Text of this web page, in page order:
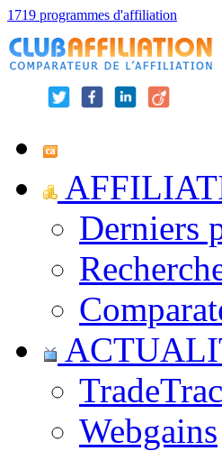
1719 programmes d'affiliation
Derniers
Webgains